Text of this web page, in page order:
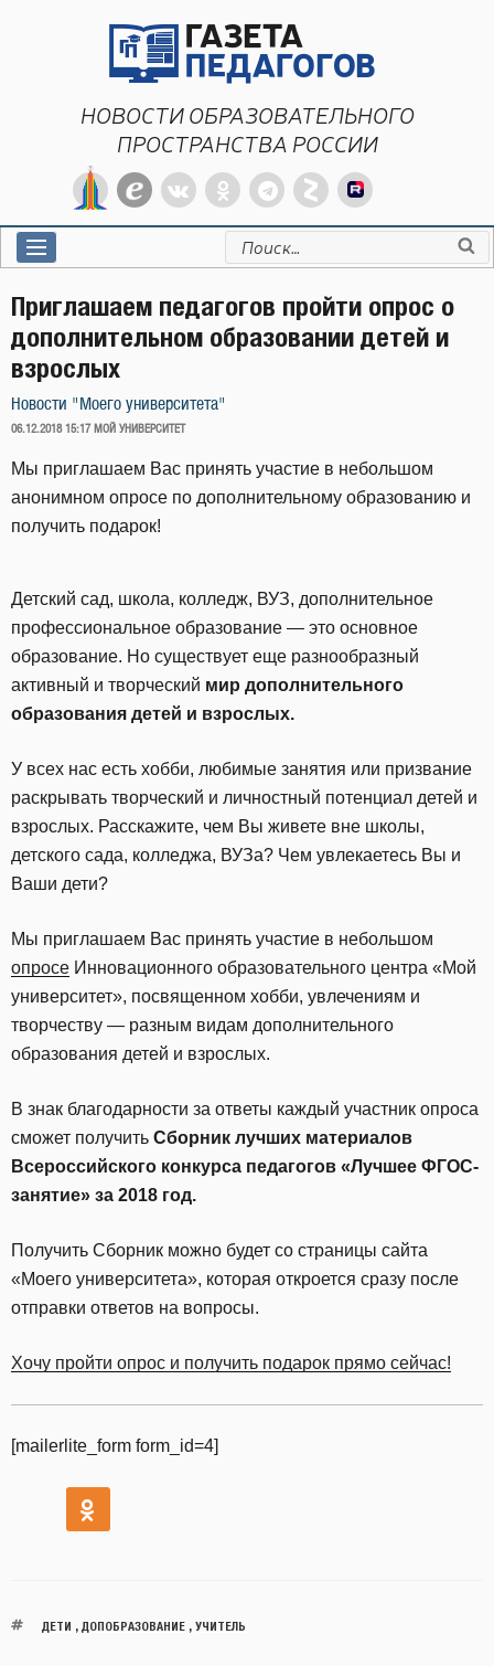
НОВОСТИ ОБРАЗОВАТЕЛЬНОГО
ПРОСТРАНСТВА РОССИИ
Искать:
Приглашаем педагогов пройти опрос о
дополнительном образовании детей и
взрослых
Новости "Моего университета"
ОПУБЛИКОВАНО
06.12.2018 15:17 МОЙ УНИВЕРСИТЕТ
Мы приглашаем Вас принять участие в небольшом
анонимном опросе по дополнительному образованию и
получить подарок!
Детский сад, школа, колледж, ВУЗ, дополнительное
профессиональное образование — это основное
образование. Но существует еще разнообразный
активный и творческий мир дополнительного
образования детей и взрослых.
У всех нас есть хобби, любимые занятия или призвание
раскрывать творческий и личностный потенциал детей и
взрослых. Расскажите, чем Вы живете вне школы,
детского сада, колледжа, ВУЗа? Чем увлекаетесь Вы и
Ваши дети?
Мы приглашаем Вас принять участие в небольшом
опросе Инновационного образовательного центра «Мой
университет», посвященном хобби, увлечениям и
творчеству — разным видам дополнительного
образования детей и взрослых.
В знак благодарности за ответы каждый участник опроса
сможет получить Сборник лучших материалов
Всероссийского конкурса педагогов «Лучшее ФГОС-
занятие» за 2018 год.
Получить Сборник можно будет со страницы сайта
«Моего университета», которая откроется сразу после
отправки ответов на вопросы.
Хочу пройти опрос и получить подарок прямо сейчас!
[mailerlite_form form_id=4]
ДЕТИ , ДОПОБРАЗОВАНИЕ, УЧИТЕЛЬ